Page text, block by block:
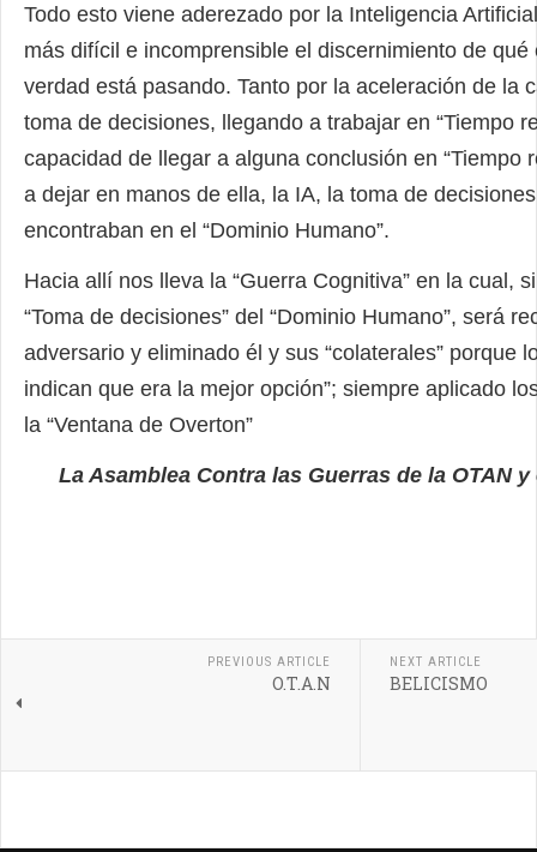
Todo esto viene aderezado por la Inteligencia
más difícil e incomprensible el discernimiento de qué
verdad está pasando. Tanto por la aceleración de la
toma de decisiones, llegando a trabajar en “Tiempo
capacidad de llegar a alguna conclusión en “Tiempo
a dejar en manos de ella, la IA, la toma de
encontraban en el “Dominio Humano”.
Hacia allí nos lleva la “Guerra Cognitiva” en la cual,
“Toma de decisiones” del “Dominio Humano”, será
adversario y eliminado él y sus “colaterales” porque
indican que era la mejor opción”; siempre aplicado
la “Ventana de Overton”
La Asamblea Contra las Guerras de la OTAN
PREVIOUS ARTICLE
O.T.A.N
NEXT ARTICLE
BELICISMO